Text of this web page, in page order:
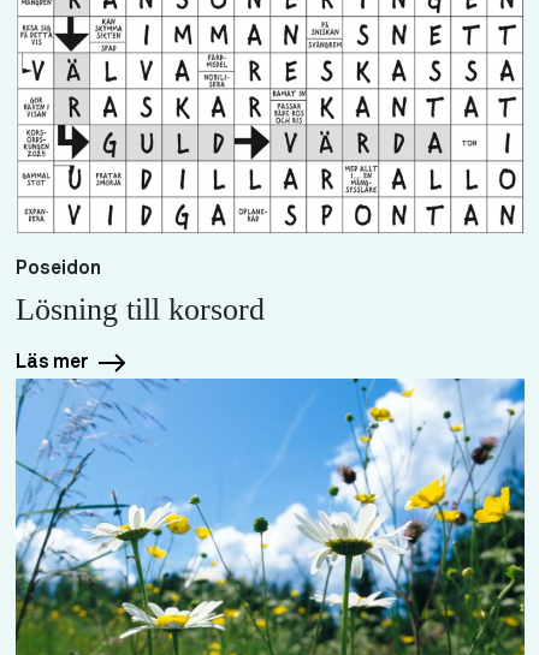
Poseidon
Lösning till korsord
Läs mer